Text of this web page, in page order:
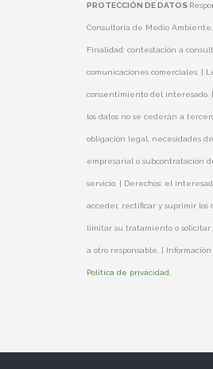
PROTECCIÓN DE DATOS
Consultoría de Medio Ambiente,
Finalidad: contestación a
comunicaciones comerciales. |
consentimiento del interesado.
los datos no se cederán a
obligación legal, necesidades
empresarial o subcontratación
servicio. | Derechos: el
acceder, rectificar y suprimir los
limitar su tratamiento o solicitar
a otro responsable. |
Política de privacidad